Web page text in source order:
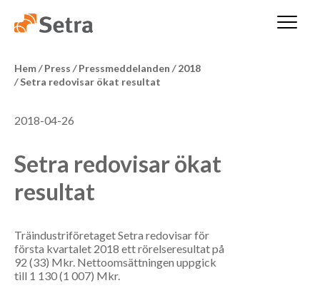
Hem/ Press / Pressmeddelanden / 2018
/Setra redovisar ökat resultat
2018-04-26
Setra redovisar ökat
resultat
Träindustriföretaget Setra redovisar för
första kvartalet 2018 ett rörelseresultat på
92 (33) Mkr. Nettoomsättningen uppgick
till 1 130 (1 007) Mkr.